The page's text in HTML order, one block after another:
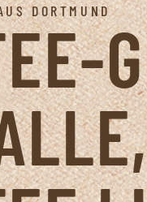
DORTMUND